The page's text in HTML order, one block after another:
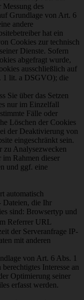
des
Grundlage von Art. 6
andere
hat ein
Cookies zur technisch
Dienste. Sofern
abgefragt wurde,
ausschließlich auf
1 lit. a DSGVO); die
Sie über das Setzen
nur im Einzelfall
Fälle oder
Löschen der Cookies
der Deaktivierung von
eingeschränkt sein.
zu Analysezwecken
Rahmen dieser
und ggf. eine
automatisch
Dateien, die Ihr
sind: Browsertyp und
Referrer URL
der Serveranfrage IP-
mit anderen
von Art. 6 Abs. 1
Interesse an
Optimierung seiner
erfasst werden.